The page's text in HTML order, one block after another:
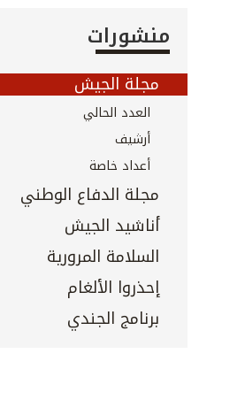
منشورات
مجلة الجيش
العدد الحالي
أرشيف
أعداد خاصة
مجلة الدفاع الوطني
أناشيد الجيش
السلامة المرورية
إحذروا الألغام
برنامج الجندي